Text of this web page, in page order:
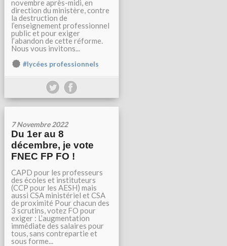
novembre après-midi, en
direction du ministère, contre
la destruction de
l’enseignement professionnel
public et pour exiger
l’abandon de cette réforme.
Nous vous invitons...
#lycées professionnels
7 Novembre 2022
Du 1er au 8
décembre, je vote
FNEC FP FO !
CAPD pour les professeurs
des écoles et instituteurs
(CCP pour les AESH) mais
aussi CSA ministériel et CSA
de proximité Pour chacun des
3 scrutins, votez FO pour
exiger : L’augmentation
immédiate des salaires pour
tous, sans contrepartie et
sous forme...